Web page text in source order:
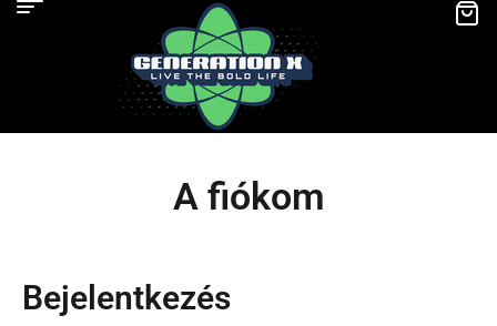
A fiókom
Bejelentkezés